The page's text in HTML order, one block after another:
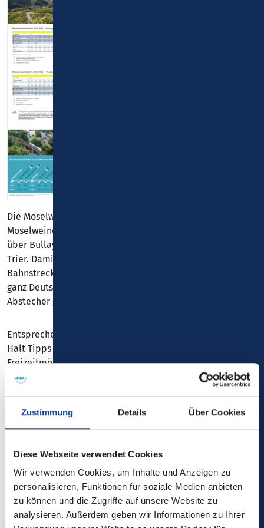
Zustimmung Details Über Cookies
Diese Webseite verwendet Cookies
Wir verwenden Cookies, um Inhalte und Anzeigen zu
personalisieren, Funktionen für soziale Medien anbieten
zu können und die Zugriffe auf unsere Website zu
analysieren. Außerdem geben wir Informationen zu Ihrer
Die Moselweinbahn verbindet die idyllischen
Moselweinorte Traben-Trarbach, Kröv-Kövenig und Reil
über Bullay mit der Mosel-Strecke zwischen Koblenz und
Trier. Damit ist die Moselweinbahn nicht nur die kürzeste
Bahnstrecke in Rheinland-Pfalz (und vielleicht sogar in
ganz Deutschland), sondern auch ideal für einen kurzen
Abstecher geeignet.
Entsprechend finden Sie in dieser Broschüre zu jedem
Halt Tipps rund um die vorhandenen
Freizeitmöglichkeiten wie beispielsweise interessante
Museen oder historische Burgen. Aber das sind nur
Vorschläge – viel erlebnisreicher sind doch meistens die
Moselweinbahn Wanderweg